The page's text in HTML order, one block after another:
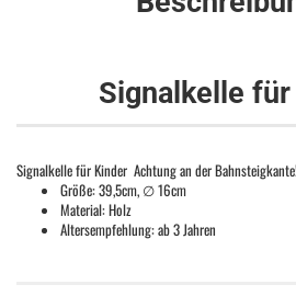
Signalkelle
Signalkelle für Kinder Achtung an der
Größe: 39,5cm, ∅ 16cm
Material: Holz
Altersempfehlung: ab 3 Jahren